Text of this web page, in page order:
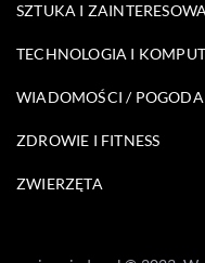
SZTUKA I
TECHNOLOGIA I
WIADOMOŚCI /
ZDROWIE I FITNESS
ZWIERZĘTA